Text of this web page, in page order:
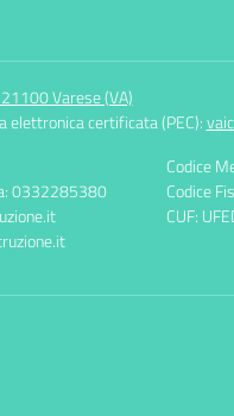
Varese (VA)
elettronica certificata (PEC):
0332285380
Codice
Codice
CUF: